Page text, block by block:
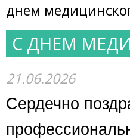
днем
С ДНЕМ
21.06.2026
Сердечно